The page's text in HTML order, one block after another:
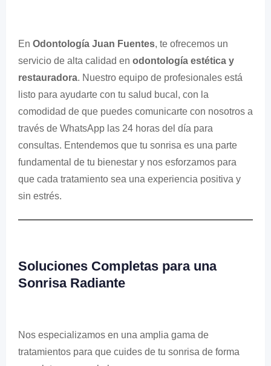
En Odontología Juan Fuentes, te ofrecemos un
servicio de alta calidad en odontología estética y
restauradora. Nuestro equipo de profesionales está
listo para ayudarte con tu salud bucal, con la
comodidad de que puedes comunicarte con nosotros a
través de WhatsApp las 24 horas del día para
consultas. Entendemos que tu sonrisa es una parte
fundamental de tu bienestar y nos esforzamos para
que cada tratamiento sea una experiencia positiva y
sin estrés.
Soluciones Completas para una
Sonrisa Radiante
Nos especializamos en una amplia gama de
tratamientos para que cuides de tu sonrisa de forma